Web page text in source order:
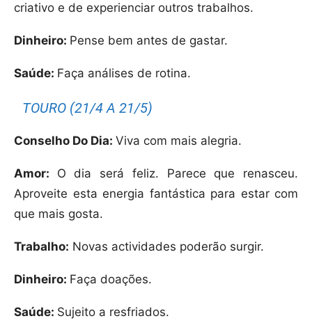
criativo e de experienciar outros trabalhos.
Dinheiro: Pense bem antes de gastar.
Saúde: Faça análises de rotina.
TOURO (21/4 A 21/5)
Conselho Do Dia: Viva com mais alegria.
Amor: O dia será feliz. Parece que renasceu.
Aproveite esta energia fantástica para estar com
que mais gosta.
Trabalho: Novas actividades poderão surgir.
Dinheiro: Faça doações.
Saúde: Sujeito a resfriados.